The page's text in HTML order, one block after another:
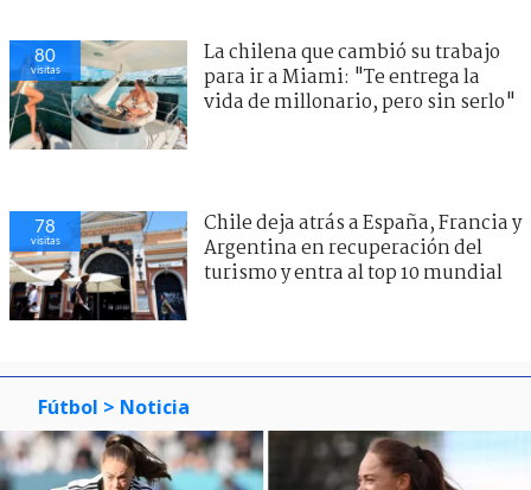
80
visitas
La chilena que cambió su trabajo
para ir a Miami: "Te entrega la
vida de millonario, pero sin serlo"
78
visitas
Chile deja atrás a España, Francia y
Argentina en recuperación del
turismo y entra al top 10 mundial
Fútbol > Noticia